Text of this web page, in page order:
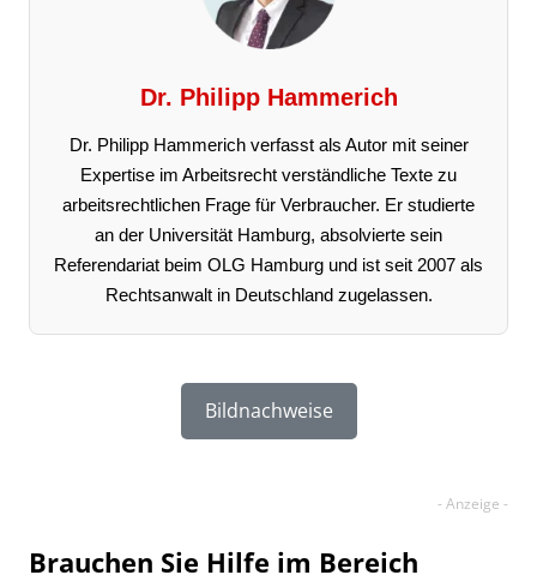
Dr. Philipp Hammerich
Dr. Philipp Hammerich verfasst als Autor mit seiner
Expertise im Arbeitsrecht verständliche Texte zu
arbeitsrechtlichen Frage für Verbraucher. Er studierte
an der Universität Hamburg, absolvierte sein
Referendariat beim OLG Hamburg und ist seit 2007 als
Rechtsanwalt in Deutschland zugelassen.
Bildnachweise
Brauchen Sie Hilfe im Bereich